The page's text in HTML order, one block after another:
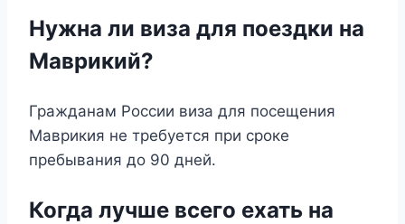
Нужна ли виза для поездки на
Маврикий?
Гражданам России виза для посещения
Маврикия не требуется при сроке
пребывания до 90 дней.
Когда лучше всего ехать на